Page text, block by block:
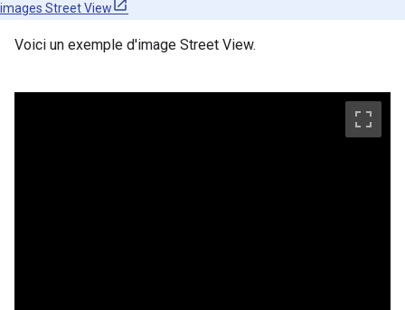
images Street View
Voici un exemple d'image Street View.